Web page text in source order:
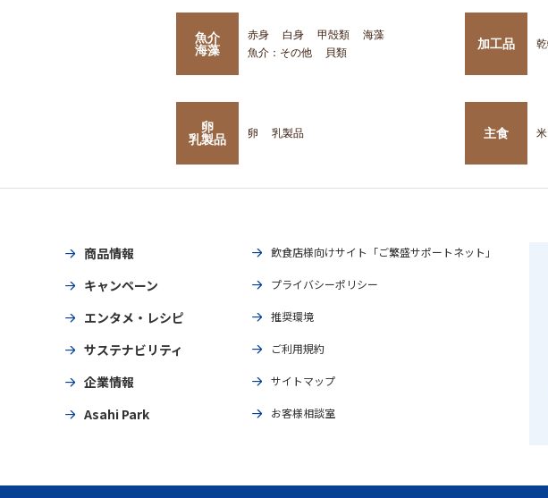
魚介
海藻
赤身 白身 甲殻類
海藻
魚介：その他
貝類
加工品
卵
乳製品
卵 乳製品 主食 米
商品情報
キャンペーン
エンタメ・レシピ
サステナビリティ
企業情報
Asahi Park
飲食店様向けサイト「ご繁盛サポートネット」
プライバシーポリシー
推奨環境
ご利用規約
サイトマップ
お客様相談室